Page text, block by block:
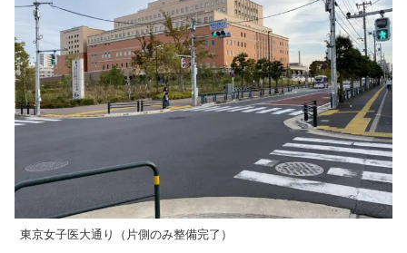
東京女子医大通り（片側のみ整備完了）